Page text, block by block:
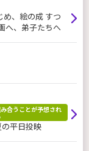
め、絵の成 すつ
へ、弟子たちへ
合うことが予想され
平日投映